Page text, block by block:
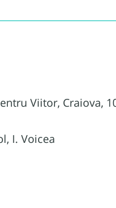
Viitor, Craiova,
I. Voicea